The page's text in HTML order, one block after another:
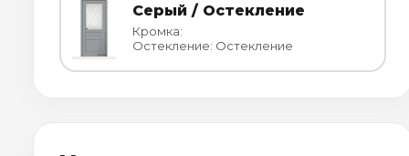
Серый / Остекление
Кромка:
Остекление: Остекление